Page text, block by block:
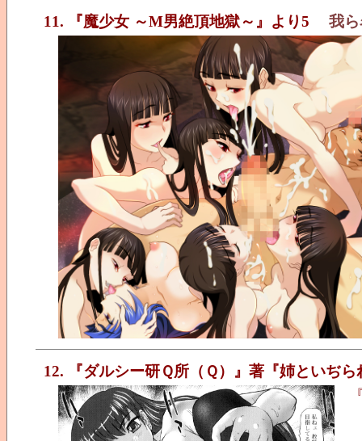
11. 『魔少女 ～M男絶頂地獄～』より5 我
12. 『ダルシー研Ｑ所（Ｑ）』著『姉といぢ